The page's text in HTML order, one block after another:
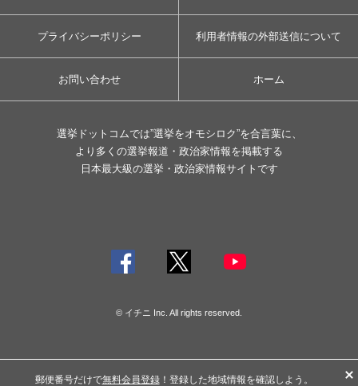
プライバシーポリシー 利用者情報の外部送信について
お問い合わせ ホーム
選挙ドットコムでは”選挙をオモシロク”を合言葉に、
より多くの選挙報道・政治家情報を掲載する
日本最大級の選挙・政治家情報サイトです
© イチニ Inc. All rights reserved.
郵便番号だけで無料会員登録！登録した地域情報を確認しよう。